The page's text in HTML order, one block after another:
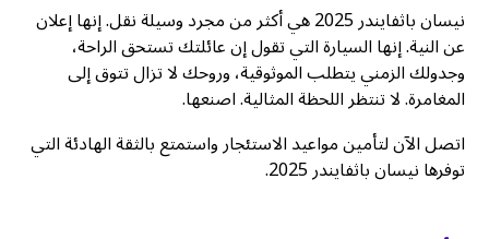
نيسان باثفايندر 2025 هي أكثر من مجرد وسيلة نقل. إنها إعلان
عن النية. إنها السيارة التي تقول إن عائلتك تستحق الراحة،
وجدولك الزمني يتطلب الموثوقية، وروحك لا تزال تتوق إلى
المغامرة. لا تنتظر اللحظة المثالية. اصنعها.
اتصل الآن لتأمين مواعيد الاستئجار واستمتع بالثقة الهادئة التي
توفرها نيسان باثفايندر 2025.